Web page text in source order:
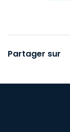
Partager sur